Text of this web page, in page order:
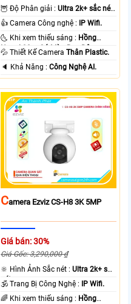
🦉 Độ Phân giải :Ultra 2k+ sắc nét
.
👍 Camera Công nghệ :
IP Wifi.
🌜 Khi xem thiếu sáng : Hồng
Ngoại 30m Có Màu Ban Ðêm.
💦 Thiết Kế CameraThân Plastic.
️🔈 Khả Năng :Công Nghệ AI.
CAmera Ezviz CS-H8 3K 5MP
Giá bán: 30%
Giá Gốc: 3,290,000 ₫
🔆 Hình Ảnh Sắc nét :Ultra 2k+ sắc
nét .
🕉️ Trang Bị Công Nghệ :
IP Wifi.
🌈 Khi xem thiếu sáng : Hồng